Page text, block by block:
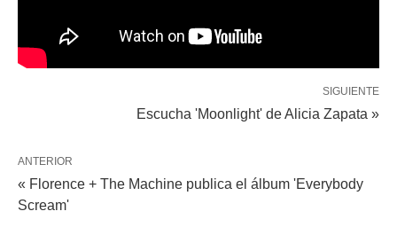
SIGUIENTE
Escucha 'Moonlight' de Alicia Zapata »
ANTERIOR
« Florence + The Machine publica el álbum 'Everybody
Scream'